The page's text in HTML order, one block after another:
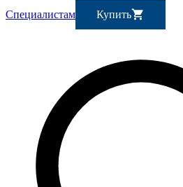
Специалистам Купить